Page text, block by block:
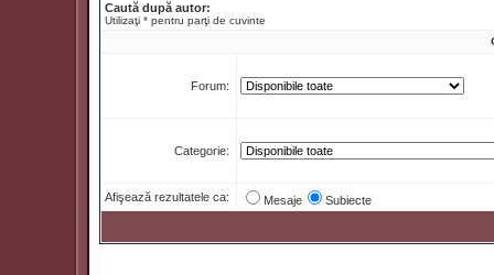
Caută după autor:
Utilizaţi * pentru parţi de cuvinte
Forum:
Categorie:
Afişează rezultatele ca: Mesaje Subiecte